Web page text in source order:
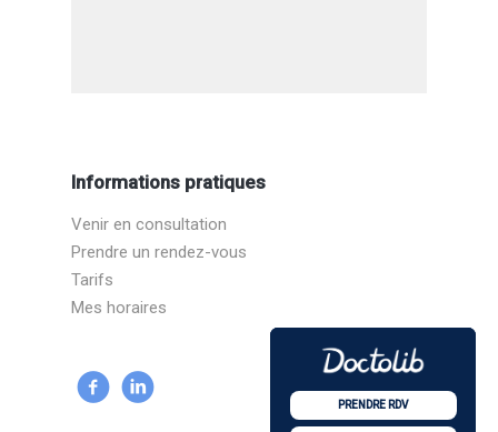
PRENDRE RDV
PRENDRE RDV
PRENDRE RDV
Informations pratiques
Venir en consultation
Prendre un rendez-vous
Tarifs
Mes horaires